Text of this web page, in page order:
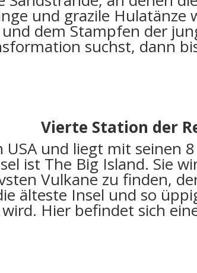
und grazile
dem Stampfen der
suchst, dann
Vierte Station der
USA und liegt mit seinen
ist The Big Island. Sie
Vulkane zu finden,
älteste Insel und so
Hier befindet sich